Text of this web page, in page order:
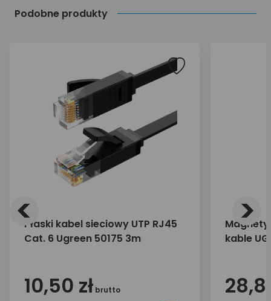
Podobne produkty
Płaski kabel sieciowy UTP RJ45
Cat. 6 Ugreen 50175 3m
10,50 zł brutto
kable
< >